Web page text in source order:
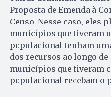
Proposta de Emenda à
Censo. Nesse caso, eles
municípios que tiveram
populacional tenham
dos recursos ao longo de
municípios que tiveram
populacional recebam o